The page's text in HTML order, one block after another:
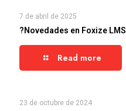
7 de abril de 2025
?Novedades en Foxize
Read more
23 de octubre de 2024